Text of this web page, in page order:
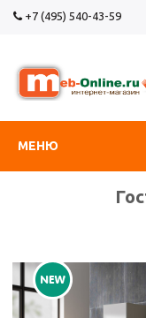
+7 (495) 540-43-59
МЕНЮ